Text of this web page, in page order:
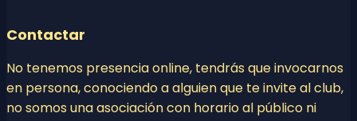
Contactar
No tenemos presencia online, tendrás que invocarnos
en persona, conociendo a alguien que te invite al club,
no somos una asociación con horario al público ni